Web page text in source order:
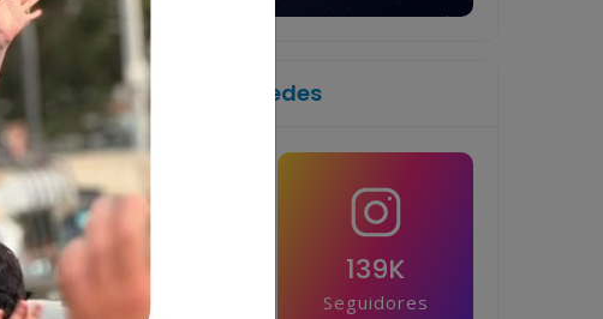
Síguenos en las redes
139K
Seguidores